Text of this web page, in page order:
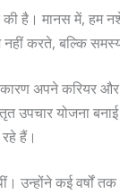
की है। मानस में,
नहीं करते, बल्कि
अपने करियर
योजना बनाई
हैं।
उन्होंने कई वर्षों